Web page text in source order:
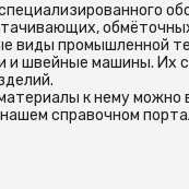
виды промышленной
и швейные машины. Их
к нему можно
справочном